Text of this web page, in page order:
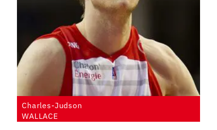
Charles-Judson
WALLACE